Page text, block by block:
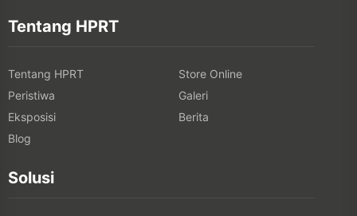
Tentang HPRT
Tentang HPRT
Store Online
Peristiwa
Galeri
Eksposisi
Berita
Blog
Solusi